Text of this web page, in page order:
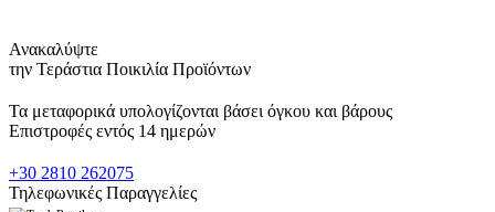
Ανακαλύψτε
την Τεράστια Ποικιλία Προϊόντων
Τα μεταφορικά υπολογίζονται βάσει όγκου και βάρους
Επιστροφές εντός 14 ημερών
+30 2810 262075
Τηλεφωνικές Παραγγελίες